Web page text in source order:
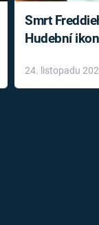
Smrt
Hudební
léky
24. listopadu